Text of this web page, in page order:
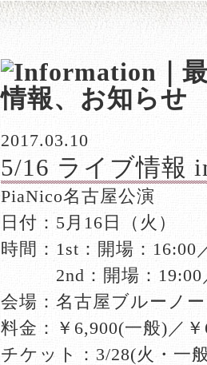
2017.03.10
5/16 ライブ情報
PiaNico名古屋公演
日付：5月16日（火）
時間：1st：開場：16:00
2nd：開場：
会場：名古屋ブルーノ
料金：￥6,900(一般)／
チケット：3/28(火・一